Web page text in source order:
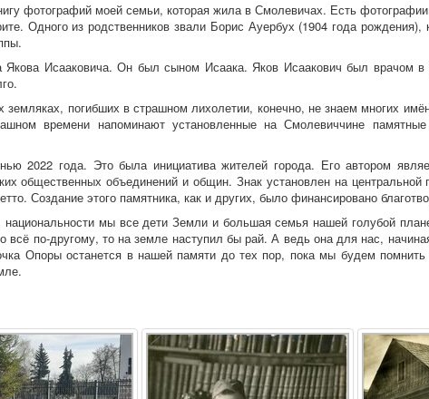
фотографий моей семьи, которая жила в Смолевичах. Есть
Одного из родственников звали Борис Ауербух (1904 года
Якова Исааковича. Он был сыном Исаака. Яков Исаакович был врачом
погибших в страшном лихолетии, конечно, не знаем многих
времени напоминают установленные на Смолевиччине
2022 года. Это была инициатива жителей города. Его автором
общественных объединений и общин. Знак установлен на
Создание этого памятника, как и других, было финансировано
мы все дети Земли и большая семья нашей голубой
по-другому, то на земле наступил бы рай. А ведь она для нас,
Опоры останется в нашей памяти до тех пор, пока мы будем